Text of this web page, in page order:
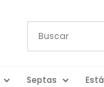
Septas